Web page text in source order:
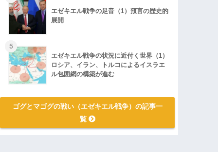
エゼキエル戦争の足音（1）預言の歴史的
展開
5
エゼキエル戦争の状況に近付く世界（1）
ロシア、イラン、トルコによるイスラエ
ル包囲網の構築が進む
ゴグとマゴグの戦い（エゼキエル戦争）の記事一
覧